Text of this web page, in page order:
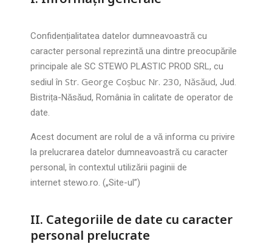
Confidențialitatea datelor dumneavoastră cu
caracter personal reprezintă una dintre preocupările
principale ale SC STEWO PLASTIC PROD SRL, cu
sediul înStr. George Coșbuc Nr. 230, Năsăud, Jud.
Bistrița-Năsăud, România în calitate de operator de
date.
Acest document are rolul de a vă informa cu privire
la prelucrarea datelor dumneavoastră cu caracter
personal, în contextul utilizării paginii de
internet stewo.ro. („Site-ul”)
II. Categoriile de date cu caracter
personal prelucrate
sunt
opționale,